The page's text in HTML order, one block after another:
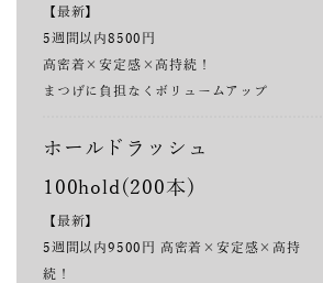
【最新】
5週間以内8500円
高密着×安定感×高持続！
まつげに負担なくボリュームアップ
ホールドラッシュ
100hold(200本)
【最新】
5週間以内9500円 高密着×安定感×高持
続！